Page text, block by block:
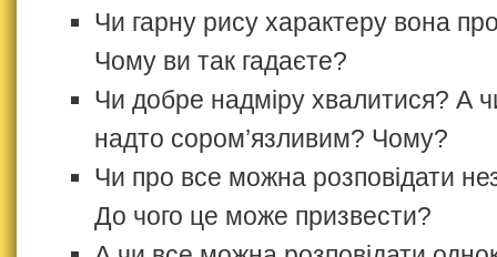
Чи гарну рису характеру вона
Чому ви так гадаєте?
Чи добре надміру хвалитися? А
надто сором’язливим? Чому?
Чи про все можна розповідати
До чого це може призвести?